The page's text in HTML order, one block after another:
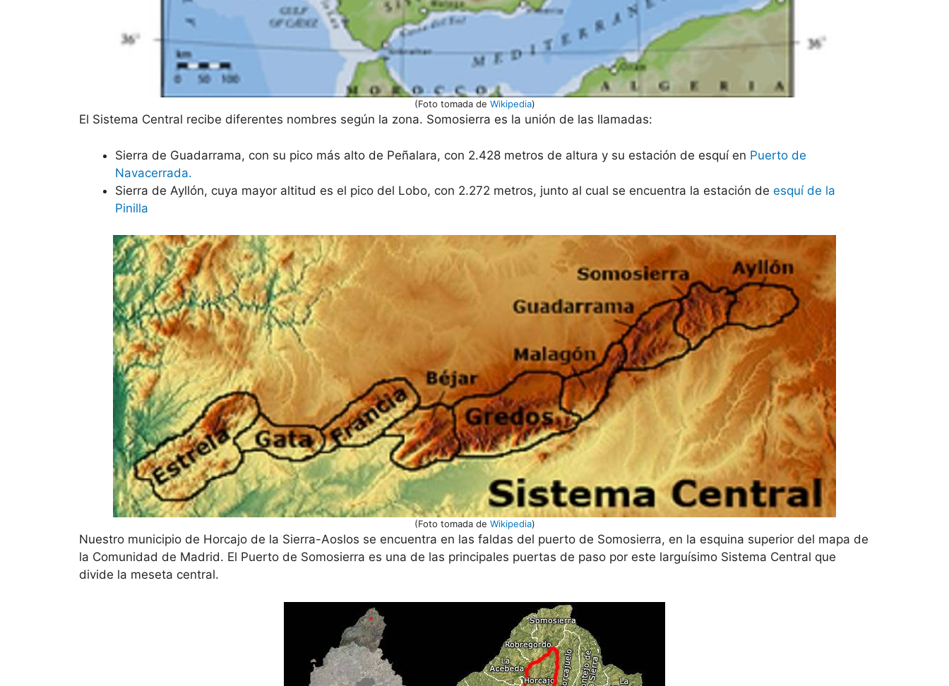
(Foto tomada de Wikipedia)
El Sistema Central recibe diferentes nombres según la zona. Somosierra es la unión de las llamadas:
Sierra de Guadarrama, con su pico más alto de Peñalara, con 2.428 metros de altura y su estación de esquí en Puerto de
Navacerrada.
Sierra de Ayllón, cuya mayor altitud es el pico del Lobo, con 2.272 metros, junto al cual se encuentra la estación de esquí de la
Pinilla
(Foto tomada de Wikipedia)
Nuestro municipio de Horcajo de la Sierra-Aoslos se encuentra en las faldas del puerto de Somosierra, en la esquina superior del mapa de
la Comunidad de Madrid. El Puerto de Somosierra es una de las principales puertas de paso por este larguísimo Sistema Central que
divide la meseta central.